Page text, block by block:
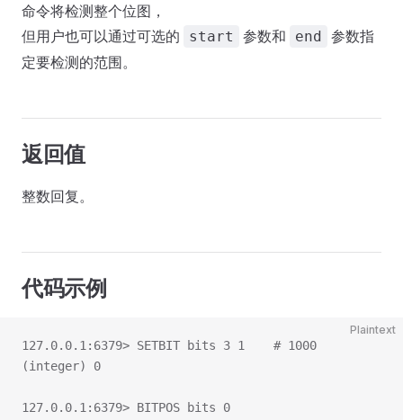
命令将检测整个位图，
但用户也可以通过可选的
start 参数和 end 参数指
定要检测的范围。
返回值
整数回复。
代码示例
Plaintext
127.0.0.1:6379> SETBIT bits 3 1    # 1000
(integer) 0
127.0.0.1:6379> BITPOS bits 0